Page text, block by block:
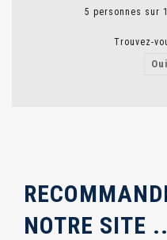
5 personnes sur
Trouvez-
Oui
NOTRE SITE